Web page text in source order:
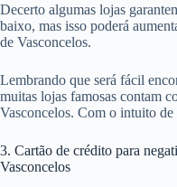
Decerto algumas lojas
baixo, mas isso poderá
de Vasconcelos.
Lembrando que será fácil
muitas lojas famosas contam
Vasconcelos. Com o intuito
3. Cartão de crédito para
Vasconcelos